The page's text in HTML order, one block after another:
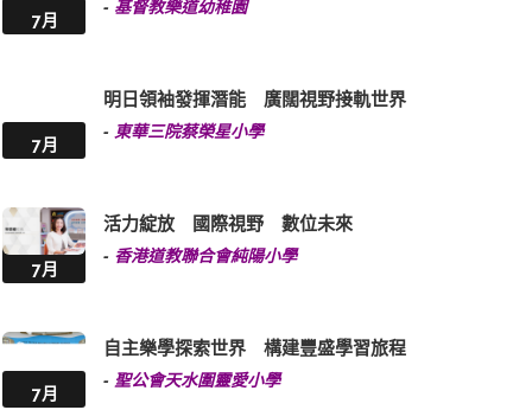
7月
- 基督教樂道幼稚園
7月
明日領袖發揮潛能 廣闊視野接軌世界
- 東華三院蔡榮星小學
7月
活力綻放 國際視野 數位未來
- 香港道教聯合會純陽小學
7月
自主樂學探索世界 構建豐盛學習旅程
- 聖公會天水圍靈愛小學